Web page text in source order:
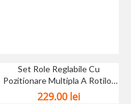
Set Role Reglabile Cu
Pozitionare Multipla A Rotilor
Bear...
229.00 lei